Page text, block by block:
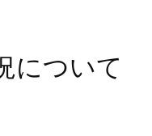
について